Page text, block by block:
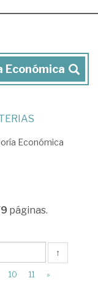
Económica
Económica
páginas.
↑
10 11 »